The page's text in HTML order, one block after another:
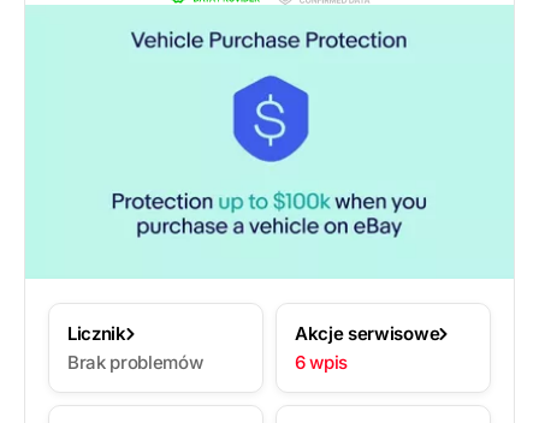
Licznik
Brak problemów
Akcje serwisowe
6 wpis